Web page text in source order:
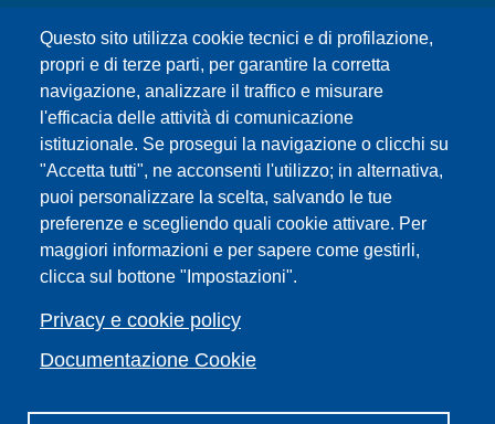
Questo sito utilizza cookie tecnici e di profilazione,
propri e di terze parti, per garantire la corretta
navigazione, analizzare il traffico e misurare
l'efficacia delle attività di comunicazione
istituzionale. Se prosegui la navigazione o clicchi su
"Accetta tutti", ne acconsenti l'utilizzo; in alternativa,
puoi personalizzare la scelta, salvando le tue
preferenze e scegliendo quali cookie attivare. Per
maggiori informazioni e per sapere come gestirli,
clicca sul bottone "Impostazioni".
Privacy e cookie policy
Documentazione Cookie
URP | Ufficio Relazioni con il Pubblico
Sedi
Mappa del sito
Webmaster e redazione web
Elenco dei siti tematici
Accessibilità
Feed RSS
Note legali del sito
Privacy policy
Cambia idea sui cookie